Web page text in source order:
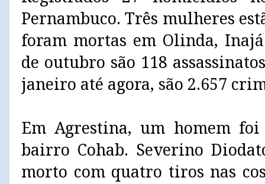
Pernambuco. Três mulheres
foram mortas em Olinda,
de outubro são 118
janeiro até agora, são 2.657
Em Agrestina, um homem
bairro Cohab. Severino
morto com quatro tiros nas